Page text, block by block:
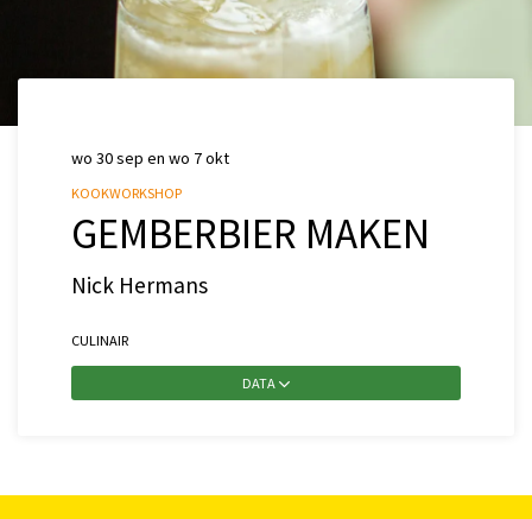
GEMBERBIER MAKEN
Nick Hermans
KOOKWORKSHOP
wo 30 sep en wo 7 okt
CULINAIR
DATA